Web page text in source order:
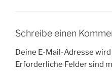
Schreibe einen
Deine E-Mail-Adresse
Erforderliche Felder sind